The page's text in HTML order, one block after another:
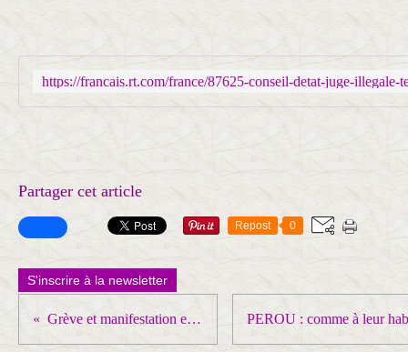
Partager cet article
Repost 0
S'inscrire à la newsletter
Grève et manifestation en Grèce contre un projet de réforme du travail